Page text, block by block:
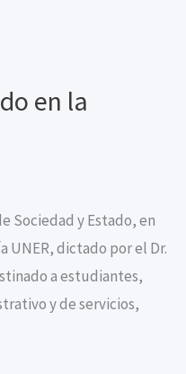
en la
Sociedad y Estado, en
UNER, dictado por el Dr.
a estudiantes,
y de servicios,